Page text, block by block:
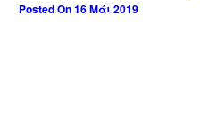
Posted On 16 Μάι 2019